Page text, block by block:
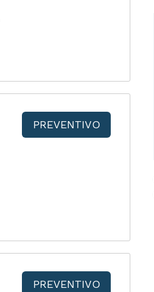
PREVENTIVO
PREVENTIVO